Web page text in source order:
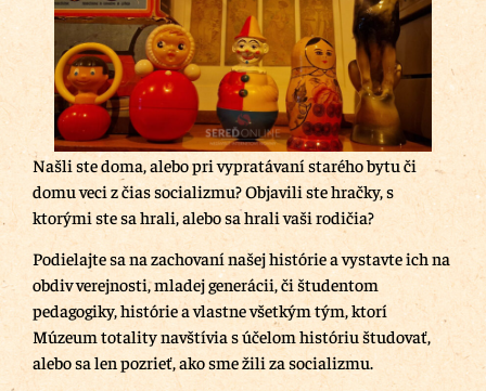
Našli ste doma, alebo pri vypratávaní starého bytu či
domu veci z čias socializmu? Objavili ste hračky, s
ktorými ste sa hrali, alebo sa hrali vaši rodičia?
Podielajte sa na zachovaní našej histórie a vystavte ich na
obdiv verejnosti, mladej generácii, či študentom
pedagogiky, histórie a vlastne všetkým tým, ktorí
Múzeum totality navštívia s účelom históriu študovať,
alebo sa len pozrieť, ako sme žili za socializmu.